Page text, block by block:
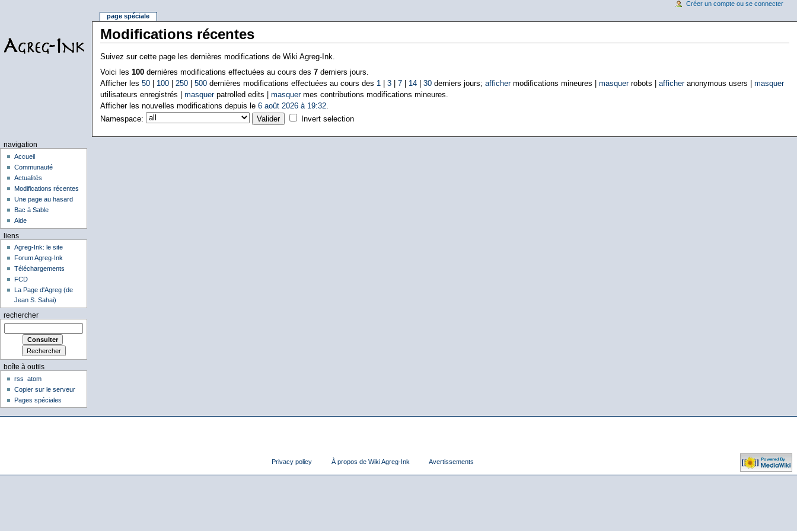
Modifications récentes
Suivez sur cette page les dernières modifications de Wiki Agreg-Ink.
Voici les 100dernières modifications effectuées au cours des 7derniers jours.
Afficher les 50| 100| 250| 500dernières modifications effectuées au cours des 1 3| 7| 14| 30derniers jours; affichermodifications mineures | masquerrobots | afficheranonymous users | masquer
utilisateurs enregistrés | masquerpatrolled edits | masquermes contributions modifications mineures.
Afficher les nouvelles modifications depuis le 6 août 2026 à 19:32.
Namespace:
Invert selection
page spéciale
Créer un compte ou se connecter
navigation
Accueil
Communauté
Actualités
Modifications récentes
Une page au hasard
Bac à Sable
Aide
liens
Agreg-Ink: le site
Forum Agreg-Ink
Téléchargements
FCD
La Page d'Agreg (de
Jean S. Sahai)
rechercher
boîte à outils
rss
atom
Copier sur le serveur
Pages spéciales
Privacy policy À propos de Wiki Agreg-Ink Avertissements